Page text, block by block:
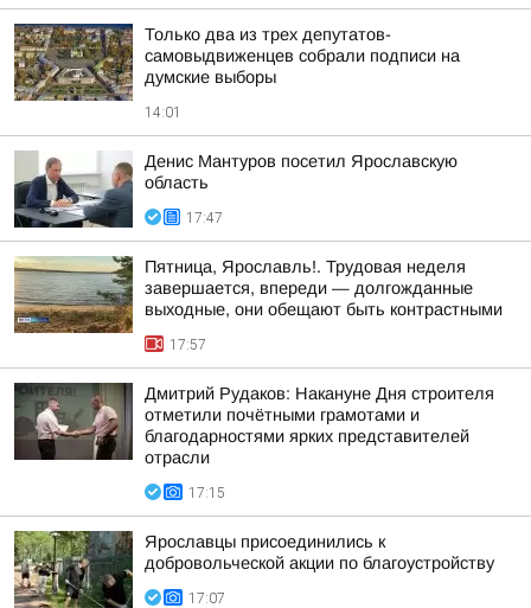
Только два из трех депутатов-
самовыдвиженцев собрали подписи на
думские выборы
14:01
Денис Мантуров посетил Ярославскую
область
17:47
Пятница, Ярославль!. Трудовая неделя
завершается, впереди — долгожданные
выходные, они обещают быть контрастными
17:57
Дмитрий Рудаков: Накануне Дня строителя
отметили почётными грамотами и
благодарностями ярких представителей
отрасли
17:15
Ярославцы присоединились к
добровольческой акции по благоустройству
17:07